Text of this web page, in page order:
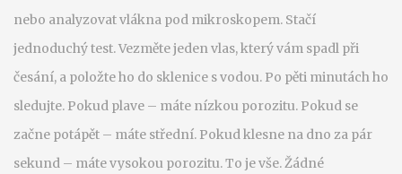
nebo analyzovat vlákna pod mikroskopem. Stačí
jednoduchý test. Vezměte jeden vlas, který vám spadl při
česání, a položte ho do sklenice s vodou. Po pěti minutách ho
sledujte. Pokud plave – máte nízkou porozitu. Pokud se
začne potápět – máte střední. Pokud klesne na dno za pár
sekund – máte vysokou porozitu. To je vše. Žádné